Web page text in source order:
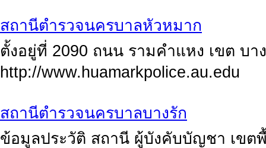
สถานีตำรวจนครบาลหัวหมาก
ตั้งอยู่ที่ 2090 ถนน รามคำแหง เขต บา
http://www.huamarkpolice.au.edu
สถานีตำรวจนครบาลบางรัก
ข้อมูลประวัติ สถานี ผู้บังคับบัญชา เขต